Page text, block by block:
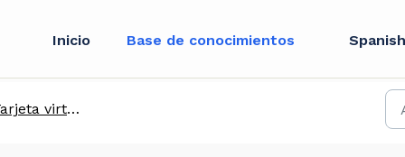
Inicio Base de conocimientos
virtual en USD